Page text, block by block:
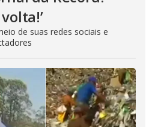
de suas redes sociais e